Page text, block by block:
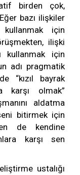
birden çok,
bazı ilişkiler
için
ilişki
kullanmak için
adı pragmatik
“kızıl bayrak
karşı olmak”
aldatma
bitirmek için
de kendine
karşı sen
ustalığı